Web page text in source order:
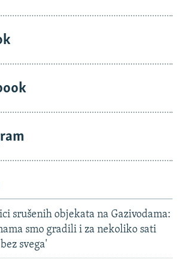
srušenih objekata na Gazivodama:
smo gradili i za nekoliko sati
svega'